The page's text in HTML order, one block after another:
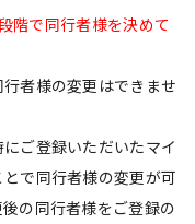
階で同行者様を決めて
者様の変更はできませ
ご登録いただいたマイ
で同行者様の変更が可
の同行者様をご登録の